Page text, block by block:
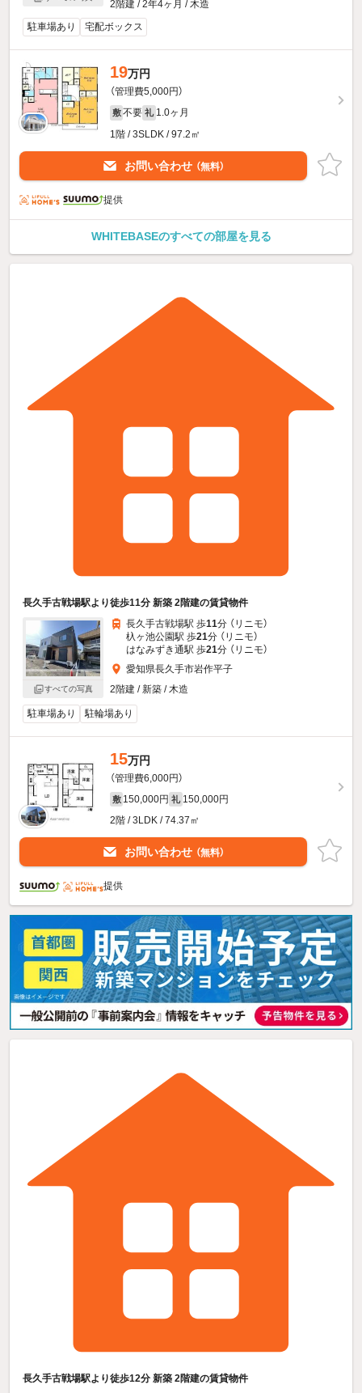
2階建 / 2年4ヶ月 / 木造
駐車場あり
宅配ボックス
19万円
（管理費5,000円）
敷 不要 礼 1.0ヶ月
1階 / 3SLDK / 97.2㎡
お問い合わせ （無料）
提供
WHITEBASEのすべての部屋を見る
長久手古戦場駅より徒歩11分 新築 2階建の賃貸物件
すべての写真
長久手古戦場駅 歩11分 （リニモ）
杁ヶ池公園駅 歩21分 （リニモ）
はなみずき通駅 歩21分 （リニモ）
愛知県長久手市岩作平子
2階建 / 新築 / 木造
駐車場あり 駐輪場あり
15万円
（管理費6,000円）
敷 150,000円 礼 150,000円
2階 / 3LDK / 74.37㎡
お問い合わせ （無料）
提供
長久手古戦場駅より徒歩12分 新築 2階建の賃貸物件